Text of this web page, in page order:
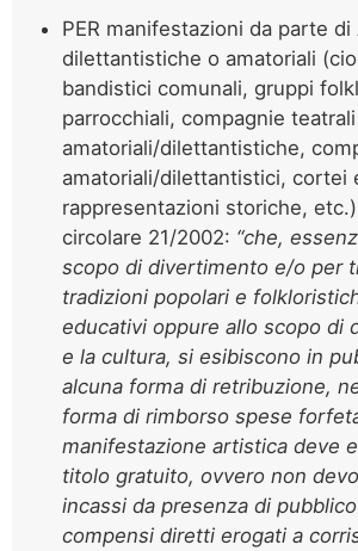
PER manifestazioni da parte di
dilettantistiche o amatoriali
bandistici comunali, gruppi
parrocchiali, compagnie teatrali
amatoriali/dilettantistiche,
amatoriali/dilettantistici, cortei
rappresentazioni storiche,
circolare 21/2002: “che,
scopo di divertimento e/o per
tradizioni popolari e
educativi oppure allo scopo di
e la cultura, si esibiscono in
alcuna forma di retribuzione,
forma di rimborso spese
manifestazione artistica deve
titolo gratuito, ovvero non
incassi da presenza di
compensi diretti erogati a